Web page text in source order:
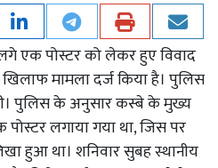
एक पोस्टर को लेकर हुए विवाद
मामला दर्ज किया है। पुलिस
पुलिस के अनुसार कस्बे के मुख्य
पोस्टर लगाया गया था, जिस पर
हुआ था। शनिवार सुबह स्थानीय